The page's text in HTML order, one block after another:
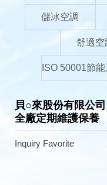
儲冰空調
舒適空
ISO 50001節
貝○來股份有限公司
全廠定期維護保養
Inquiry Favorite